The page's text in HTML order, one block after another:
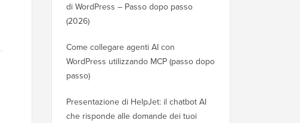
di WordPress – Passo dopo passo
(2026)
Come collegare agenti AI con
WordPress utilizzando MCP (passo dopo
passo)
Presentazione di HelpJet: il chatbot AI
che risponde alle domande dei tuoi